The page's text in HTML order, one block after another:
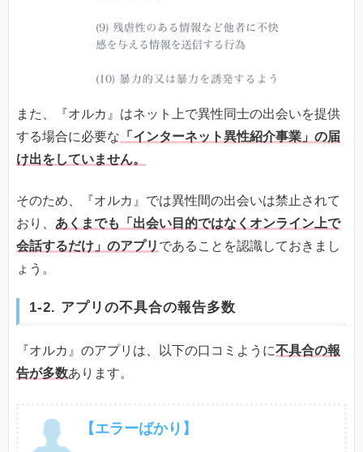
また、『オルカ』はネット上で異性同士の出会いを提供
する場合に必要な 「インターネット異性紹介事業」の届
け出をしていません。
そのため、『オルカ』では異性間の出会いは禁止されて
おり、 あくまでも「出会い目的ではなくオンライン上で
会話するだけ」のアプリ であることを認識しておきまし
ょう。
1-2. アプリの不具合の報告多数
『オルカ』のアプリは、以下の口コミように不具合の報
告が多数あります。
【エラーばかり 】